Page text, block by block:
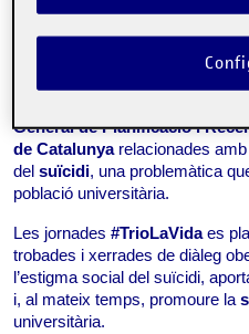
Etiquetes:
Els dies 13, 14 i 15 de febrer, la
General de Planificació i
de Catalunya relacionades
del suïcidi, una problemàtica
població universitària.
Les jornades #TrioLaVida es
trobades i xerrades de diàleg
l’estigma social del suïcidi,
i, al mateix temps, promoure la
universitària.